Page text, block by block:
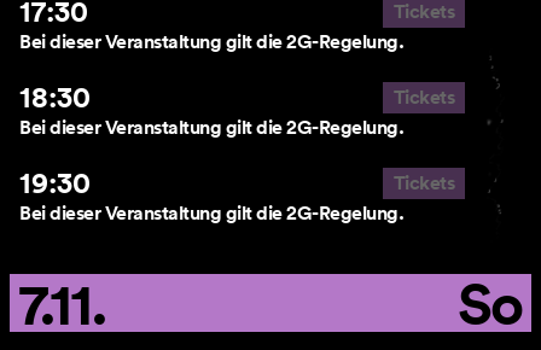
AGB
Impressum
Datenschutz
17:30
Tickets
Bei dieser Veranstaltung gilt die 2G-Regelung.
18:30
Tickets
Bei dieser Veranstaltung gilt die 2G-Regelung.
19:30
Tickets
Bei dieser Veranstaltung gilt die 2G-Regelung.
7.11. So